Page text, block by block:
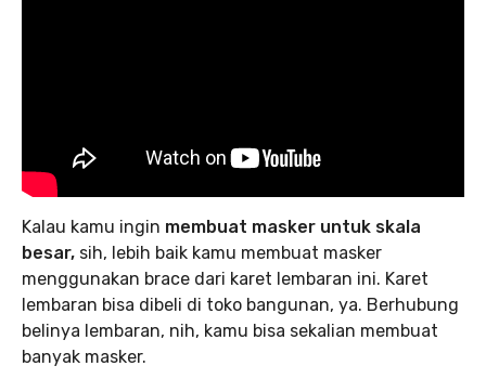
Kalau kamu ingin membuat masker untuk skala
besar, sih, lebih baik kamu membuat masker
menggunakan brace dari karet lembaran ini. Karet
lembaran bisa dibeli di toko bangunan, ya. Berhubung
belinya lembaran, nih, kamu bisa sekalian membuat
banyak masker.